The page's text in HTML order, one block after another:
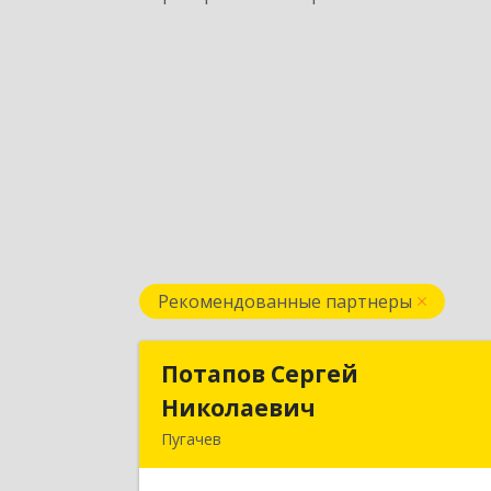
Рекомендованные партнеры
Потапов Сергей
Николаевич
Пугачев
Потапов Сергей